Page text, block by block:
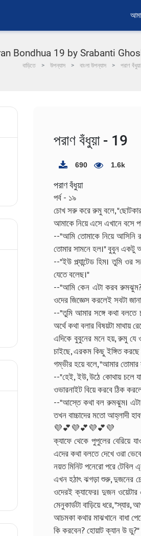
Bondhua 19 by Srabanti
বাড়িতে উপন্যাস বাংলা উপন্যাস পরাণ
পরাণ বঁধুয়া - 19
690 1.6k
পরাণ বঁধুয়া
পর্ব - ১৯
চোখ সরু করে রুমু বলে,
আমাকে নিয়ে এসে এখানে বসে
--"আমি তোমাকে নিয়ে আসিনি
তোমার সামনে হল।" বুবুন একটু
--"ইউ প্ল্যান্টেড হিম। তুমি
যেতে বলেছ।"
--"আমি কেন এটা করব রুমঝুম?
ওদের জিজ্ঞেস করলেই সবটা
--"তুমি আমার সঙ্গে কথা
অর্থে কথা বলার বিষয়টা মাথায়
এদিকে বুবুনের মনে হয়, রুমু
চাইছে, এরকম কিছু ইঙ্গিত
গম্ভীর হয়ে বলে, "আমার
--"হেই, ইউ, উঠে কোথায় চলে
ওভারনাইট বিয়ে করবে ঠিক
--"আস্তে কথা বল রুমঝুম। এটা
তখন বাচ্চাদের মতো আহ্লাদী
💜💕💜💕💜💕💜
ক্যাফে থেকে পুপুলের বেরিয়ে
এদের কথা বলতে দেখে ওরা
নয়ত মিনিট পনেরো পরে টেবিল
এখন হঠাৎ ঝগড়া শুরু, দুজনের
ওদেরই ক্যাফের। দুজন
মেনুকার্ডটা বাড়িয়ে ধরে, "স্যার,
আচমকা কথার মাঝখানে বাধা
কি করবেন? হোয়াট ক্যান উ ডু?"